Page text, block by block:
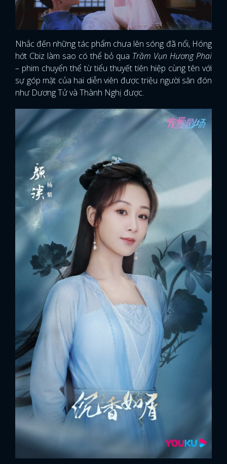
Nhắc đến những tác phẩm chưa lên sóng đã nổi, Hóng
hớt Cbiz làm sao có thể bỏ qua Trầm Vụn Hương Phai
– phim chuyển thể từ tiểu thuyết tiên hiệp cùng tên với
sự góp mặt của hai diễn viên được triệu người săn đón
như Dương Tử và Thành Nghị được.